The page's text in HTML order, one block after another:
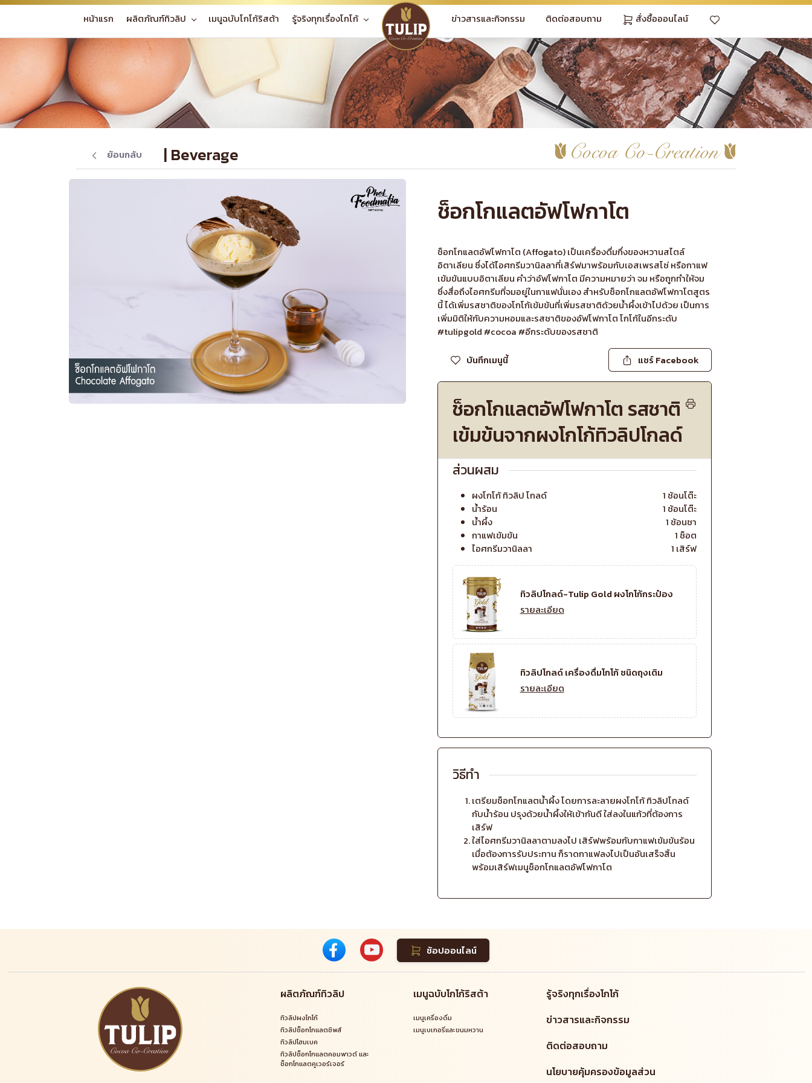
หน้าแรก ผลิตภัณฑ์ทิวลิป เมนูฉบับโกโก้ริสต้า รู้จริงทุกเรื่องโกโก้ ข่าวสารและกิจกรรม ติดต่อสอบถาม สั่งซื้อออนไลน์
ย้อนกลับ | Beverage
ช็อกโกแลตอัฟโฟกาโต
ช็อกโกแลตอัฟโฟกาโต (Affogato) เป็นเครื่องดื่มกึ่งของหวานสไตล์
อิตาเลียน ซึ่งได้ไอศกรีมวานิลลาที่เสิร์ฟมาพร้อมกับเอสเพรสโซ่ หรือกาแฟ
เข้มข้นแบบอิตาเลียน คำว่าอัฟโฟกาโต มีความหมายว่า จม หรือถูกทำให้จม
ซึ่งสื่อถึงไอศกรีมที่จมอยู่ในกาแฟนั่นเอง สำหรับช็อกโกแลตอัฟโฟกาโตสูตร
นี้ ได้เพิ่มรสชาติของโกโก้เข้มข้นที่เพิ่มรสชาติด้วยน้ำผึ้งเข้าไปด้วย เป็นการ
เพิ่มมิติให้กับความหอมและรสชาติของอัฟโฟกาโต โกโก้ในอีกระดับ
#tulipgold #cocoa #อีกระดับของรสชาติ
บันทึกเมนูนี้ แชร์ Facebook
ช็อกโกแลตอัฟโฟกาโต รสชาติ
เข้มข้นจากผงโกโก้ทิวลิปโกลด์
ส่วนผสม
ผงโกโก้ ทิวลิป โกลด์
1 ช้อนโต๊ะ
น้ำร้อน
1 ช้อนโต๊ะ
น้ำผึ้ง
1 ช้อนชา
กาแฟเข้มข้น
1 ช็อต
ไอศกรีมวานิลลา
1 เสิร์ฟ
ทิวลิปโกลด์-Tulip Gold ผงโกโก้กระป๋อง
รายละเอียด
ทิวลิปโกลด์ เครื่องดื่มโกโก้ ชนิดถุงเติม
รายละเอียด
วิธีทำ
เตรียมช็อกโกแลตน้ำผึ้ง โดยการละลายผงโกโก้ ทิวลิปโกลด์
กับน้ำร้อน ปรุงด้วยน้ำผึ้งให้เข้ากันดี ใส่ลงในแก้วที่ต้องการ
เสิร์ฟ
ใส่ไอศกรีมวานิลลาตามลงไป เสิร์ฟพร้อมกับกาแฟเข้มข้นร้อน
เมื่อต้องการรับประทาน ก็ราดกาแฟลงไปเป็นอันเสร็จสิ้น
พร้อมเสิร์ฟเมนูช็อกโกแลตอัฟโฟกาโต
ช้อปออนไลน์
ผลิตภัณฑ์ทิวลิป
ทิวลิปผงโกโก้
ทิวลิปช็อกโกแลตชิพส์
ทิวลิปโฮมเบค
ทิวลิปช็อกโกแลตคอมพาวด์ และ
ช็อกโกแลตคูเวอร์เจอร์
เมนูฉบับโกโก้ริสต้า
เมนูเครื่องดื่ม
เมนูเบเกอรี่และขนมหวาน
รู้จริงทุกเรื่องโกโก้
ข่าวสารและกิจกรรม
ติดต่อสอบถาม
นโยบายคุ้มครองข้อมูลส่วน